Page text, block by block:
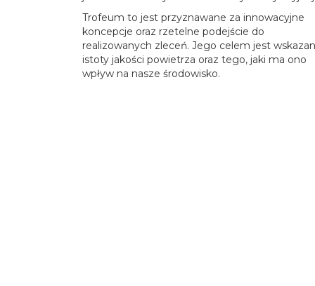
Trofeum to jest przyznawane za innowacyjne
koncepcje oraz rzetelne podejście do
realizowanych zleceń. Jego celem jest
istoty jakości powietrza oraz tego, jaki ma ono
wpływ na nasze środowisko.